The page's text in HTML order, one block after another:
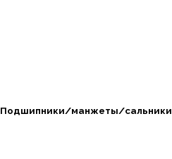
Подшипники/манжеты/сальники